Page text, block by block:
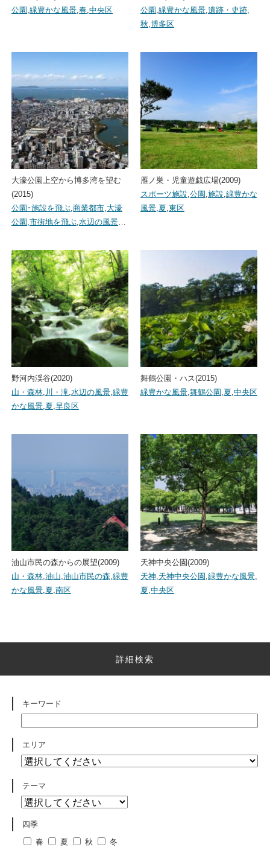
公園 ,緑豊かな風景,春,中央区
公園 ,緑豊かな風景,遺跡・史跡,
秋,博多区
大濠公園上空から博多湾を望む
(2015)
公園･施設を飛ぶ,商業都市,大濠
公園 ,市街地を飛ぶ,水辺の風景…
雁ノ巣・児童遊戯広場(2009)
スポーツ施設,公園 ,施設,緑豊かな
風景,夏,東区
野河内渓谷(2020)
山・森林, 川・滝,水辺の風景,緑豊
かな風景,夏,早良区
舞鶴公園・ハス(2015)
緑豊かな風景,舞鶴公園 ,夏,中央区
油山市民の森からの展望(2009)
山・森林,油山,油山市民の森,緑豊
かな風景,夏,南区
天神中央公園(2009)
天神,天神中央公園 ,緑豊かな風景,
夏,中央区
詳細検索
キーワード
エリア
テーマ
四季
春
夏 秋 冬